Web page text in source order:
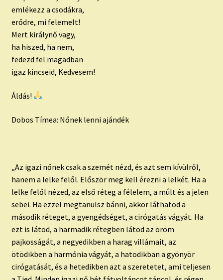
emlékezz a csodákra,
erődre, mi felemelt!
Mert királynő vagy,
ha hiszed, ha nem,
fedezd fel magadban
igaz kincseid, Kedvesem!
Áldás!
Dobos Tímea: Nőnek lenni ajándék
„Az igazi nőnek csak a szemét nézd, és azt sem kívülről,
hanem a lelke felől. Először meg kell érezni a lelkét. Ha a
lelke felől nézed, az első réteg a félelem, a múlt és a jelen
sebei. Ha ezzel megtanulsz bánni, akkor láthatod a
második réteget, a gyengédséget, a cirógatás vágyát. Ha
ezt is látod, a harmadik rétegben látod az öröm
pajkosságát, a negyedikben a harag villámait, az
ötödikben a harmónia vágyát, a hatodikban a gyönyör
cirógatását, és a hetedikben azt a szeretetet, ami teljesen